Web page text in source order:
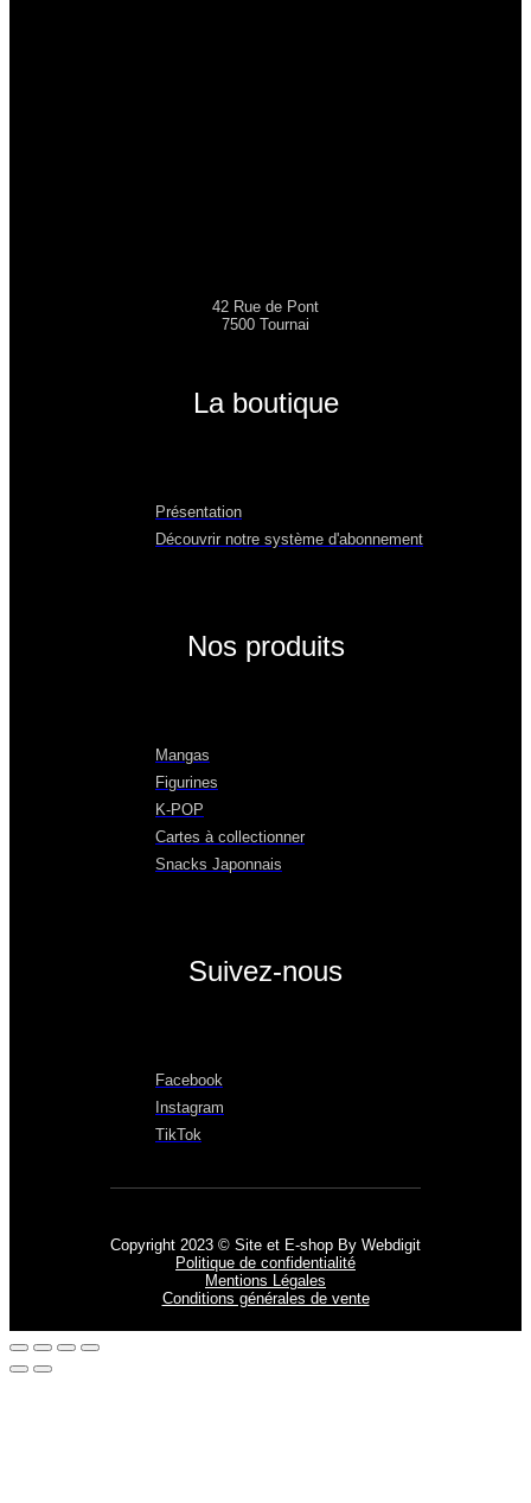
42 Rue de Pont
7500 Tournai
La boutique
Présentation
Découvrir notre système d'abonnement
Nos produits
Mangas
Figurines
K-POP
Cartes à collectionner
Snacks Japonnais
Suivez-nous
Facebook
Instagram
TikTok
Copyright 2023 © Site et E-shop By Webdigit
Politique de confidentialité
Mentions Légales
Conditions générales de vente